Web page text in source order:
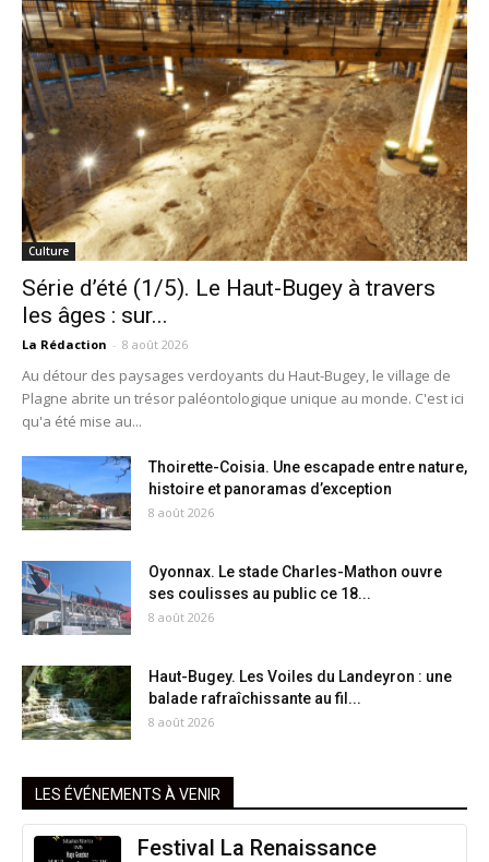
Culture
Série d’été (1/5). Le Haut-Bugey à travers
les âges : sur...
La Rédaction - 8 août 2026
Au détour des paysages verdoyants du Haut-Bugey, le village de
Plagne abrite un trésor paléontologique unique au monde. C'est ici
qu'a été mise au...
Thoirette-Coisia. Une escapade entre nature,
histoire et panoramas d’exception
8 août 2026
Oyonnax. Le stade Charles-Mathon ouvre
ses coulisses au public ce 18...
8 août 2026
Haut-Bugey. Les Voiles du Landeyron : une
balade rafraîchissante au fil...
8 août 2026
LES ÉVÉNEMENTS À VENIR
Festival La Renaissance